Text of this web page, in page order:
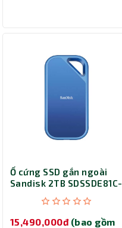
Ổ cứng SSD gắn ngoài
Sandisk 2TB SDSSDE81C-
15,490,000đ (bao gồm